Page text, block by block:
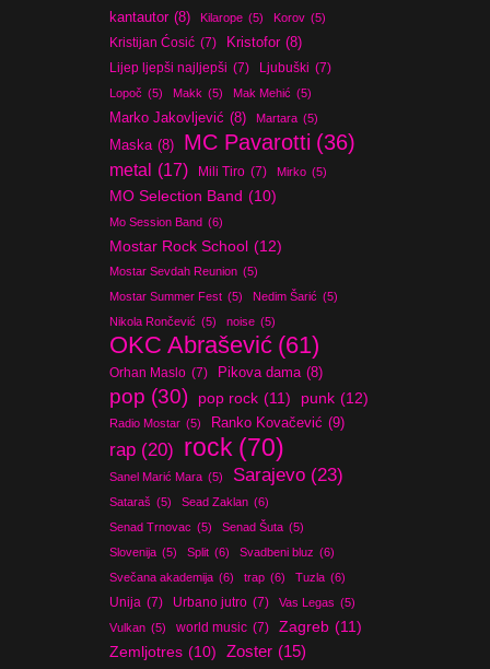
kantautor (8) Kilarope (5) Korov (5)
Kristijan Ćosić (7) Kristofor (8)
Lijep ljepši najljepši (7) Ljubuški (7)
Lopoč (5) Makk (5) Mak Mehić (5)
Marko Jakovljević (8) Martara (5)
Maska (8) MC Pavarotti (36)
metal (17) Mili Tiro (7) Mirko (5)
MO Selection Band (10)
Mo Session Band (6)
Mostar Rock School (12)
Mostar Sevdah Reunion (5)
Mostar Summer Fest (5) Nedim Šarić (5)
Nikola Rončević (5) noise (5)
OKC Abrašević (61)
Orhan Maslo (7) Pikova dama (8)
pop (30) pop rock (11) punk (12)
Radio Mostar (5) Ranko Kovačević (9)
rap (20) rock (70)
Sanel Marić Mara (5) Sarajevo (23)
Sataraš (5) Sead Zaklan (6)
Senad Trnovac (5) Senad Šuta (5)
Slovenija (5) Split (6) Svadbeni bluz (6)
Svečana akademija (6) trap (6) Tuzla (6)
Unija (7) Urbano jutro (7) Vas Legas (5)
Vulkan (5) world music (7) Zagreb (11)
Zemljotres (10) Zoster (15)